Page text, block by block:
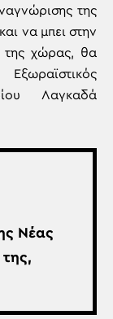
της
και να μπει στην
της χώρας, θα
Λαγκαδά
Νέας